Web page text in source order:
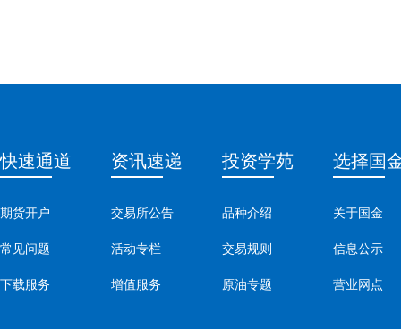
快速通道
期货开户
常见问题
下载服务
资讯速递
交易所公告
活动专栏
增值服务
投资学苑
品种介绍
交易规则
原油专题
选择国
关于国金
信息公示
营业网点